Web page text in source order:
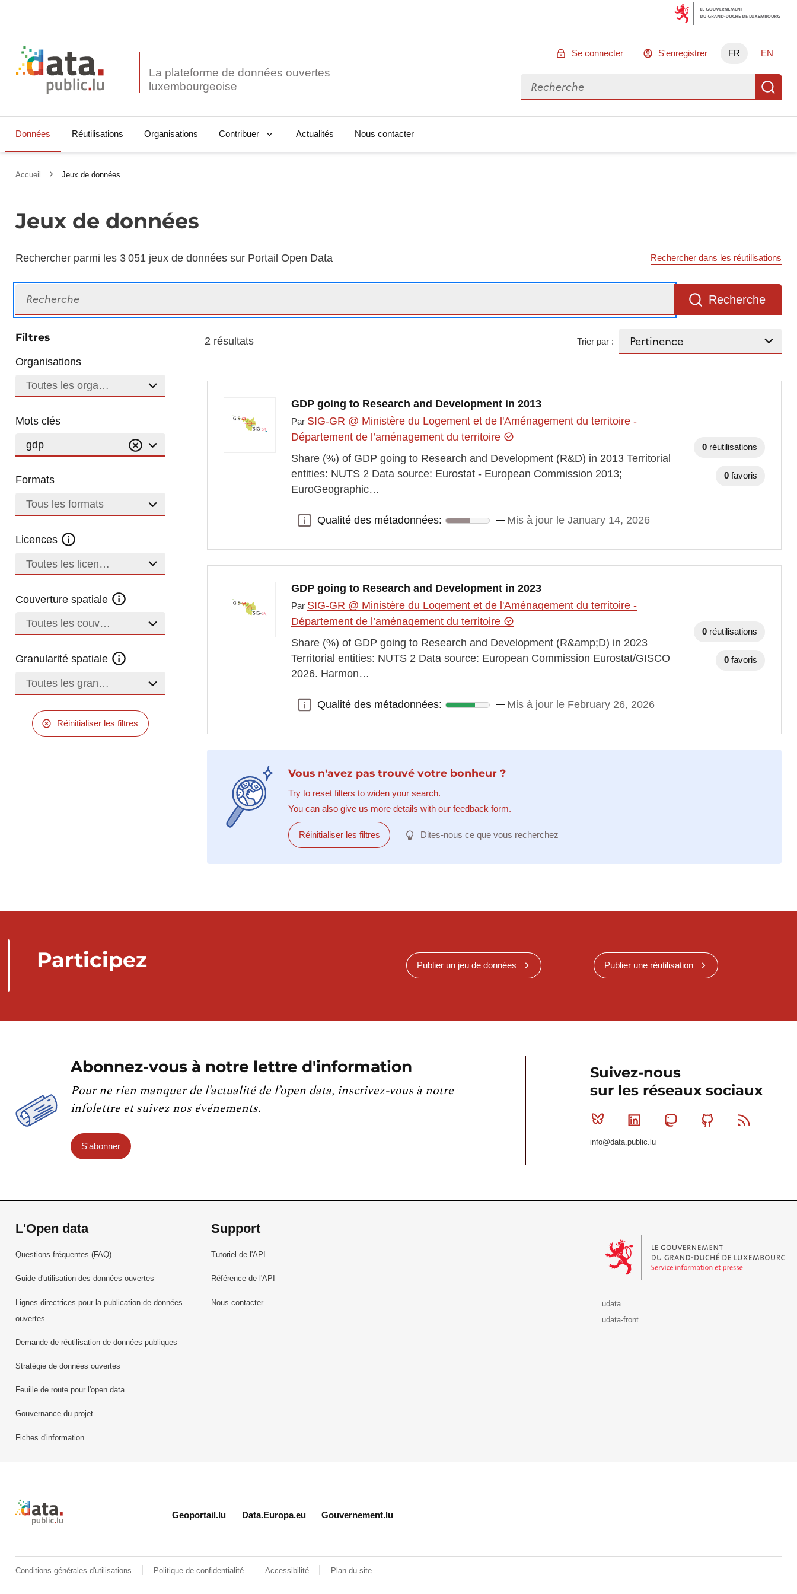
La plateforme de données ouvertes
Se connecter S'enregistrer FR EN
Rechercher des données
Données Réutilisations Organisations Contribuer Actualités Nous contacter
Accueil Jeux de données
Jeux de données
Rechercher parmi les 3 051 jeux de données sur Portail Open Data Rechercher dans les réutilisations
Recherche
Filtres
Organisations
Toutes les organisations
Mots clés
gdp
Formats
Tous les formats
Licences
Toutes les licences
Couverture spatiale
Toutes les couvertures
Granularité spatiale
Toutes les granularités
Réinitialiser les filtres
2 résultats Trier par :
GDP going to Research and Development in 2013
Par SIG-GR @ Ministère du Logement et de l'Aménagement du territoire -
Département de l’aménagement du territoire
Share (%) of GDP going to Research and Development (R&D) in 2013 Territorial
entities: NUTS 2 Data source: Eurostat - European Commission 2013;
EuroGeographic…
Qualité des métadonnées:
Qualité des métadonnées: Mis à jour le January 14, 2026
0 réutilisations
0 favoris
GDP going to Research and Development in 2023
Par SIG-GR @ Ministère du Logement et de l'Aménagement du territoire -
Département de l’aménagement du territoire
Share (%) of GDP going to Research and Development (R&amp;D) in 2023
Territorial entities: NUTS 2 Data source: European Commission Eurostat/GISCO
2026. Harmon…
Qualité des métadonnées:
Qualité des métadonnées: Mis à jour le February 26, 2026
0 réutilisations
0 favoris
Vous n'avez pas trouvé votre bonheur ?
Try to reset filters to widen your search.
You can also give us more details with our feedback form.
Réinitialiser les filtres Dites-nous ce que vous recherchez
Participez Publier un jeu de données Publier une réutilisation
Abonnez-vous à notre lettre d'information
Pour ne rien manquer de l’actualité de l’open data, inscrivez-vous à notre
infolettre et suivez nos événements.
S'abonner
Suivez-nous
sur les réseaux sociaux
Bluesky Linkedin MastodonGithub
info@data.public.lu
L'Open data
Questions fréquentes (FAQ)
Guide d'utilisation des données ouvertes
Lignes directrices pour la publication de données
ouvertes
Demande de réutilisation de données publiques
Stratégie de données ouvertes
Feuille de route pour l'open data
Gouvernance du projet
Fiches d'information
Support
Tutoriel de l'API
Référence de l'API
Nous contacter
udata
udata-front
Retour à l'accueil de data.public.lu
Geoportail.lu Data.Europa.eu Gouvernement.lu
Conditions générales d'utilisations Politique de confidentialité Accessibilité Plan du site